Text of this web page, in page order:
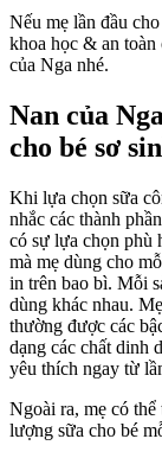
Nếu mẹ lần đầu
khoa học & an toàn
của Nga nhé.
Nan của Nga
cho bé sơ
Khi lựa chọn sữa
nhắc các thành
có sự lựa chọn phù
mà mẹ dùng cho
in trên bao bì. Mỗi
dùng khác nhau.
thường được các
dạng các chất dinh
yêu thích ngay từ
Ngoài ra, mẹ có
lượng sữa cho bé